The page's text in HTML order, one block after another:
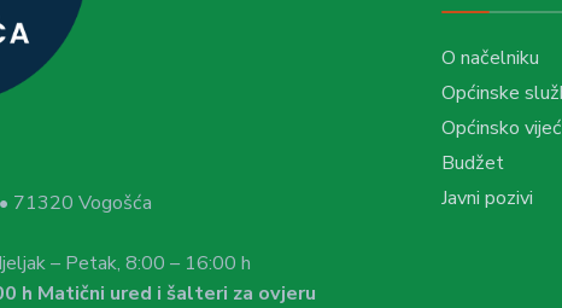
71320 Vogošća
– Petak, 8:00 – 16:00 h
h Matični ured i šalteri za ovjeru
O načelniku
Općinske
Općinsko
Budžet
Javni pozivi